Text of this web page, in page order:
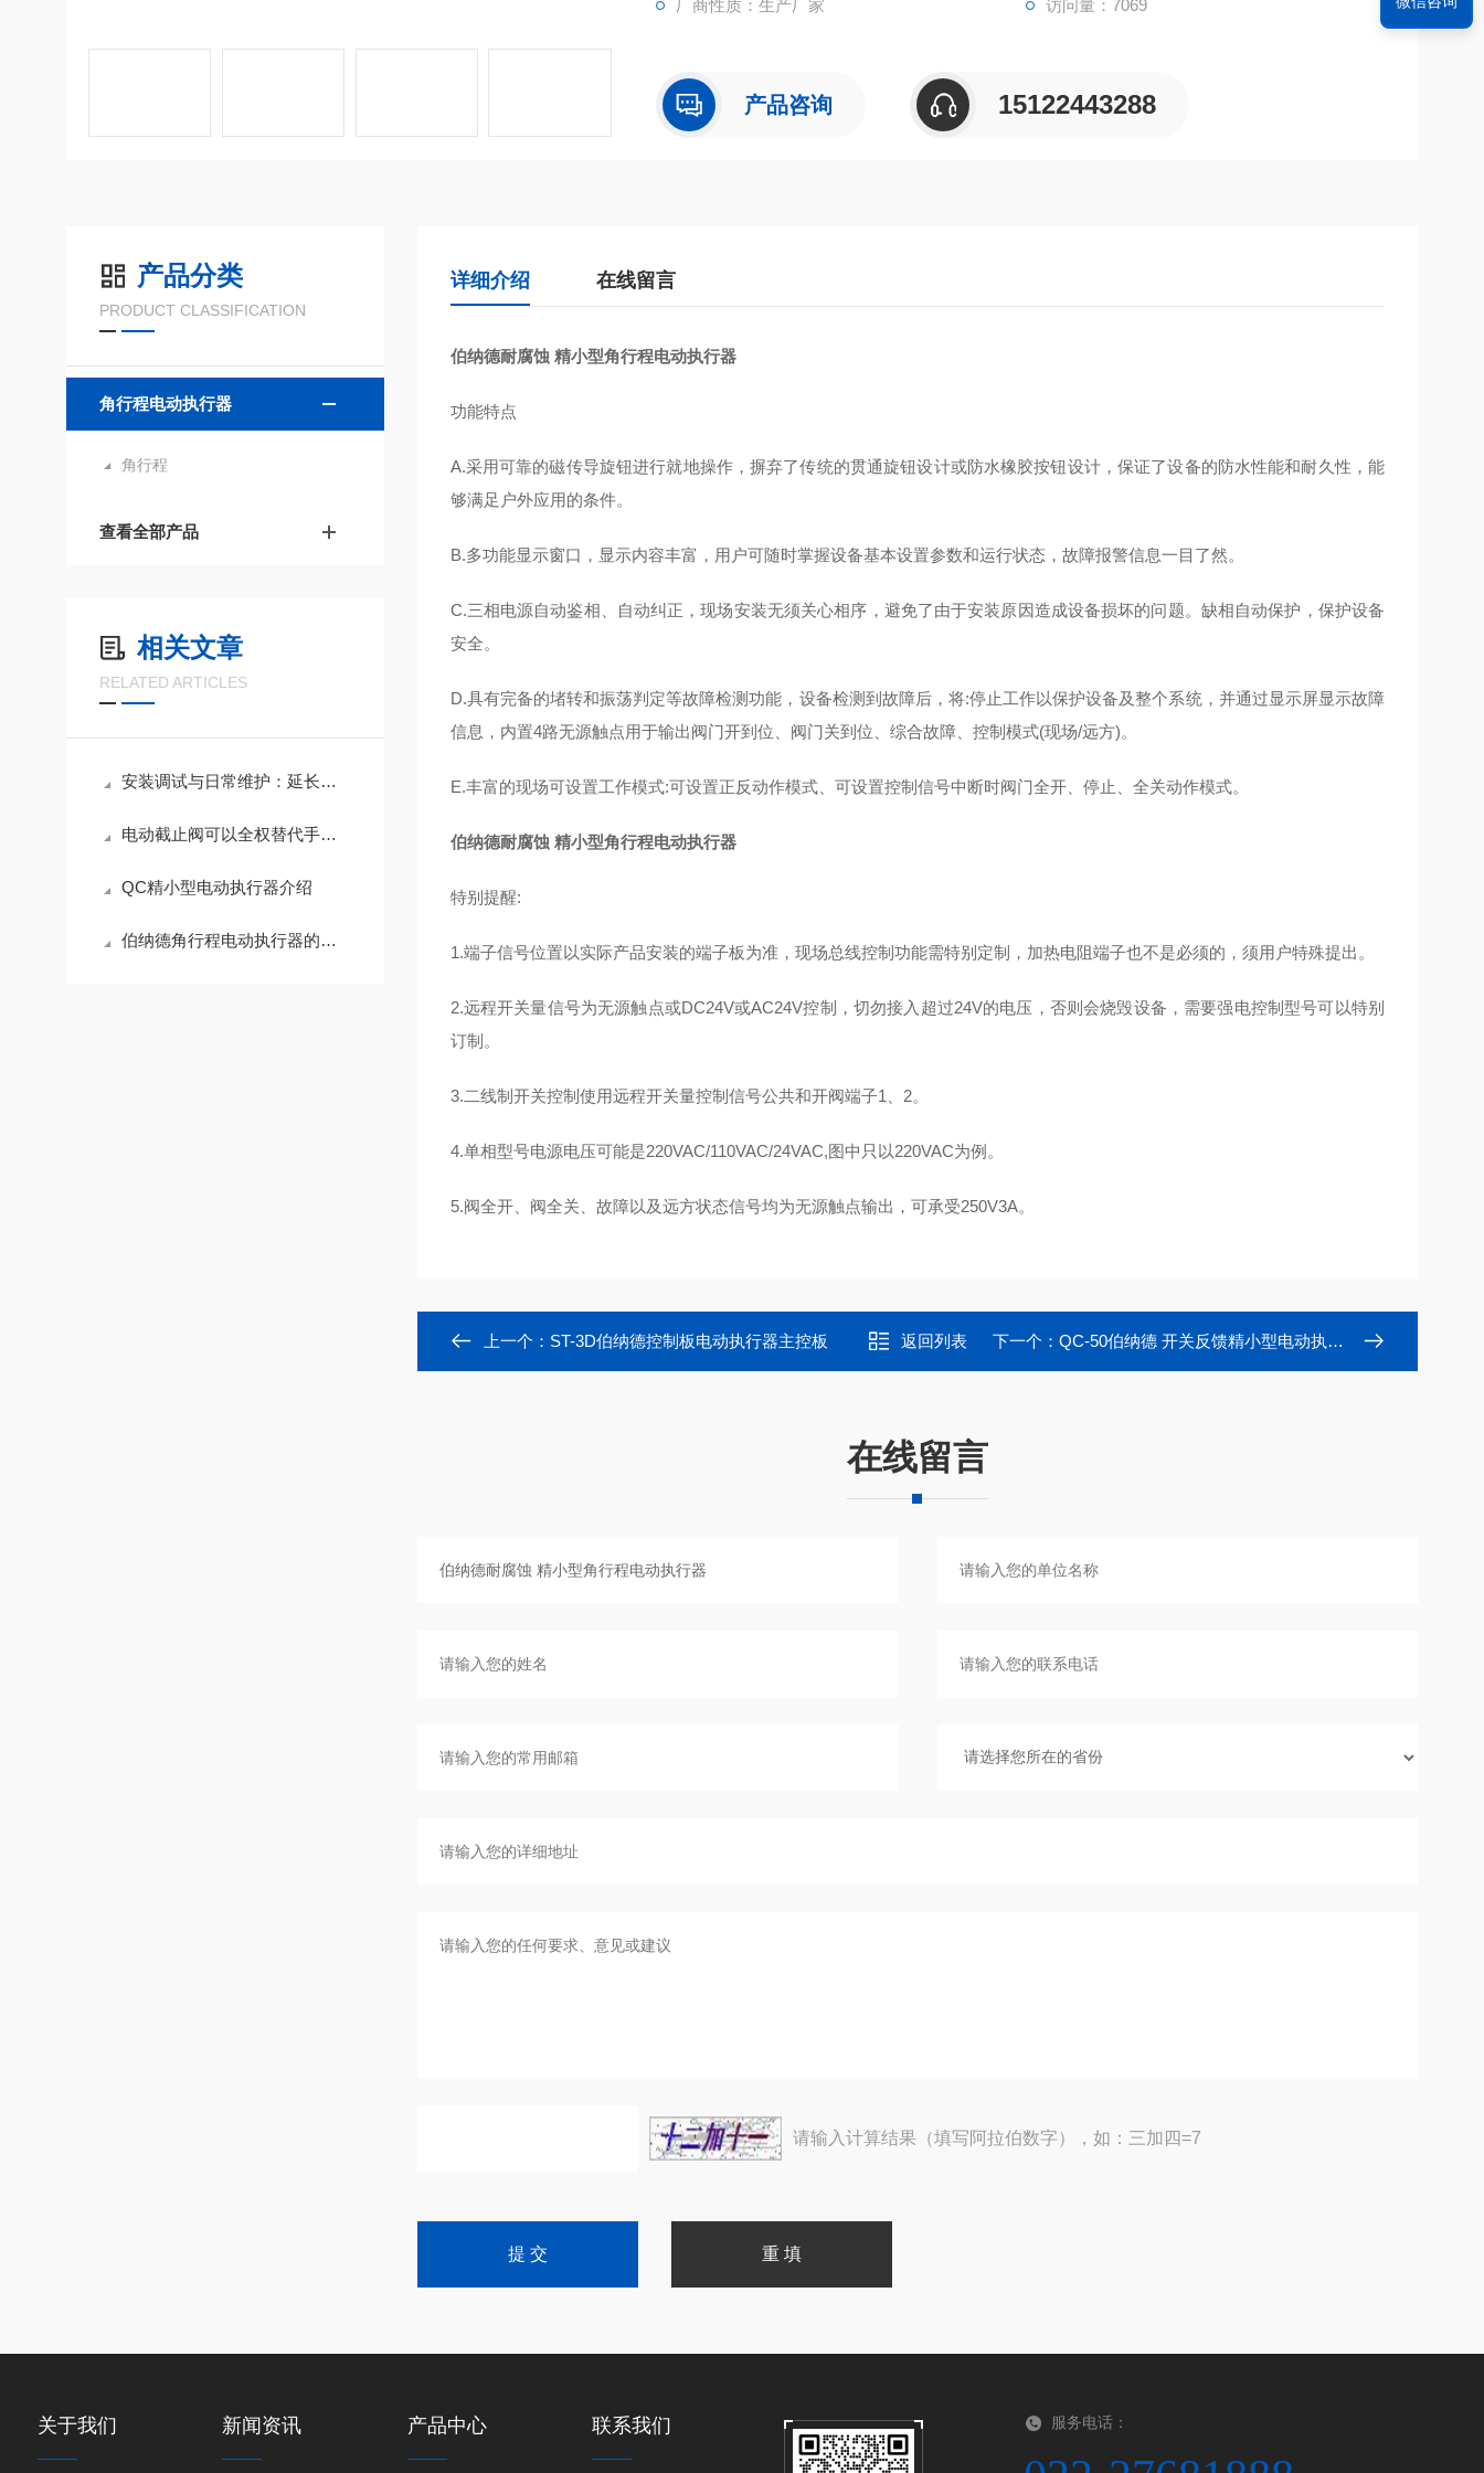
厂商性质：生产厂家 访问量：7069
产品咨询 15122443288
产品分类
PRODUCT CLASSIFICATION
角行程电动执行器
角行程
查看全部产品
相关文章
RELATED ARTICLES
安装调试与日常维护：延长阀门电动装置使用寿命的关键措施
电动截止阀可以全权替代手动阀门吗？
QC精小型电动执行器介绍
伯纳德角行程电动执行器的作用
详细介绍 在线留言
伯纳德耐腐蚀 精小型角行程电动执行器
功能特点
A.采用可靠的磁传导旋钮进行就地操作，摒弃了传统的贯通旋钮设计或防水橡胶按钮设计，保证了设备的防水性能和耐久性，能
够满足户外应用的条件。
B.多功能显示窗口，显示内容丰富，用户可随时掌握设备基本设置参数和运行状态，故障报警信息一目了然。
C.三相电源自动鉴相、自动纠正，现场安装无须关心相序，避免了由于安装原因造成设备损坏的问题。缺相自动保护，保护设备
安全。
D.具有完备的堵转和振荡判定等故障检测功能，设备检测到故障后，将:停止工作以保护设备及整个系统，并通过显示屏显示故障
信息，内置4路无源触点用于输出阀门开到位、阀门关到位、综合故障、控制模式(现场/远方)。
E.丰富的现场可设置工作模式:可设置正反动作模式、可设置控制信号中断时阀门全开、停止、全关动作模式。
伯纳德耐腐蚀 精小型角行程电动执行器
特别提醒:
1.端子信号位置以实际产品安装的端子板为准，现场总线控制功能需特别定制，加热电阻端子也不是必须的，须用户特殊提出。
2.远程开关量信号为无源触点或DC24V或AC24V控制，切勿接入超过24V的电压，否则会烧毁设备，需要强电控制型号可以特别
订制。
3.二线制开关控制使用远程开关量控制信号公共和开阀端子1、2。
4.单相型号电源电压可能是220VAC/110VAC/24VAC,图中只以220VAC为例。
5.阀全开、阀全关、故障以及远方状态信号均为无源触点输出，可承受250V3A。
上一个： ST-3D伯纳德控制板电动执行器主控板 返回列表 下一个： QC-50伯纳德 开关反馈精小型电动执行器
在线留言
请输入计算结果（填写阿拉伯数字），如：三加四=7
关于我们 新闻资讯 产品中心 联系我们 服务电话：